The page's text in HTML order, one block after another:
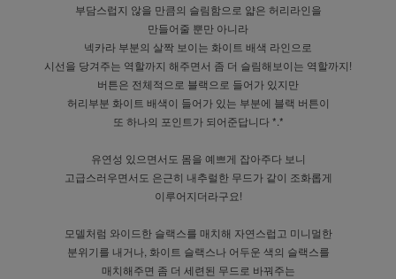
부담스럽지 않을 만큼의 슬림함으로 얇은 허리라인을
만들어줄 뿐만 아니라
넥카라 부분의 살짝 보이는 화이트 배색 라인으로
시선을 당겨주는 역할까지 해주면서 좀 더 슬림해보이는 역할까지!
버튼은 전체적으로 블랙으로 들어가 있지만
허리부분 화이트 배색이 들어가 있는 부분에 블랙 버튼이
또 하나의 포인트가 되어준답니다 *.*
유연성 있으면서도 몸을 예쁘게 잡아주다 보니
고급스러우면서도 은근히 내추럴한 무드가 같이 조화롭게
이루어지더라구요!
모델처럼 와이드한 슬랙스를 매치해 자연스럽고 미니멀한
분위기를 내거나, 화이트 슬랙스나 어두운 색의 슬랙스를
매치해주면 좀 더 세련된 무드로 바꿔주는